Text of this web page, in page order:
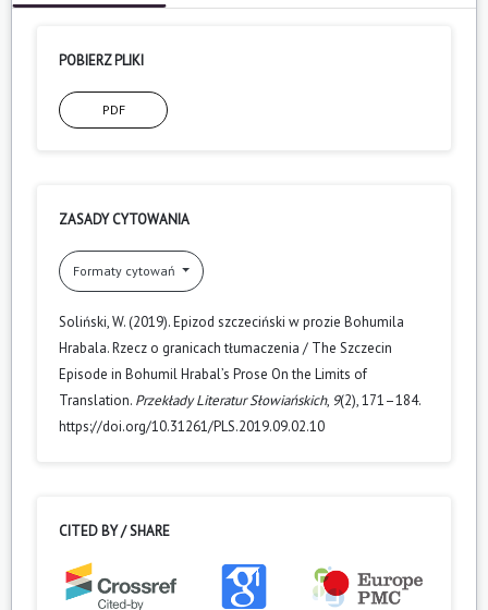
POBIERZ PLIKI
PDF
ZASADY CYTOWANIA
Formaty cytowań
Soliński, W. (2019). Epizod szczeciński w prozie Bohumila
Hrabala. Rzecz o granicach tłumaczenia / The Szczecin
Episode in Bohumil Hrabal’s Prose On the Limits of
Translation. Przekłady Literatur Słowiańskich, 9(2), 171–184.
https://doi.org/10.31261/PLS.2019.09.02.10
CITED BY / SHARE